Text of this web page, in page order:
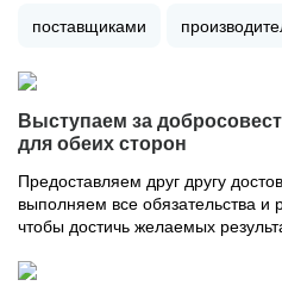
поставщиками
Выступаем за
для обеих сторон
Предоставляем друг другу
выполняем все обязательства
чтобы достичь желаемых